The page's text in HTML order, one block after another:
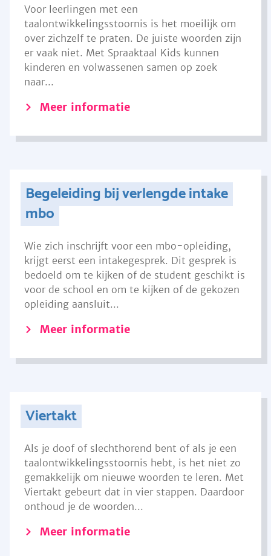
Voor leerlingen met een
taalontwikkelingsstoornis is het moeilijk om
over zichzelf te praten. De juiste woorden zijn
er vaak niet. Met Spraaktaal Kids kunnen
kinderen en volwassenen samen op zoek
naar...
Meer informatie
Begeleiding bij verlengde intake
mbo
Wie zich inschrijft voor een mbo-opleiding,
krijgt eerst een intakegesprek. Dit gesprek is
bedoeld om te kijken of de student geschikt is
voor de school en om te kijken of de gekozen
opleiding aansluit...
Meer informatie
Viertakt
Als je doof of slechthorend bent of als je een
taalontwikkelingsstoornis hebt, is het niet zo
gemakkelijk om nieuwe woorden te leren. Met
Viertakt gebeurt dat in vier stappen. Daardoor
onthoud je de woorden...
Meer informatie